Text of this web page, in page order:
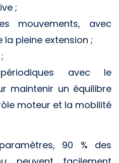
;
mouvements, avec
pleine extension ;
avec le
maintenir un équilibre
moteur et la mobilité
90 % des